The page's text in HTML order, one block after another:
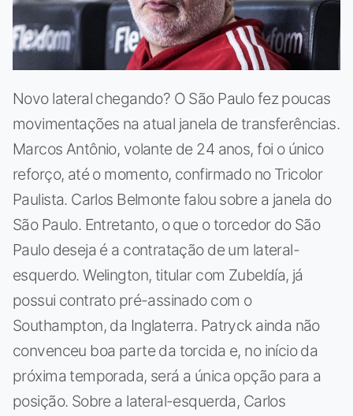
Novo lateral chegando? O São Paulo fez poucas
movimentações na atual janela de transferências.
Marcos Antônio, volante de 24 anos, foi o único
reforço, até o momento, confirmado no Tricolor
Paulista. Carlos Belmonte falou sobre a janela do
São Paulo. Entretanto, o que o torcedor do São
Paulo deseja é a contratação de um lateral-
esquerdo. Welington, titular com Zubeldía, já
possui contrato pré-assinado com o
Southampton, da Inglaterra. Patryck ainda não
convenceu boa parte da torcida e, no início da
próxima temporada, será a única opção para a
posição. Sobre a lateral-esquerda, Carlos